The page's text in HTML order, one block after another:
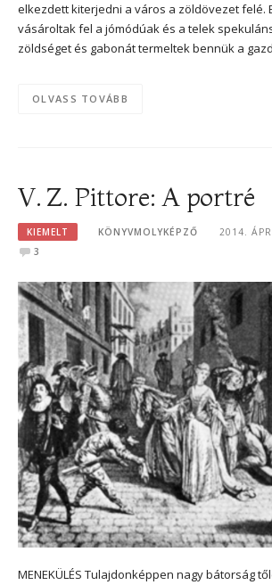
elkezdett kiterjedni a város a zöldövezet felé.
vásároltak fel a jómódúak és a telek
zöldséget és gabonát termeltek bennük a
OLVASS TOVÁBB
V. Z. Pittore: A portré
KIEMELT KÖNYVMOLYKÉPZŐ
2014.
3
MENEKÜLÉS Tulajdonképpen nagy bátorság